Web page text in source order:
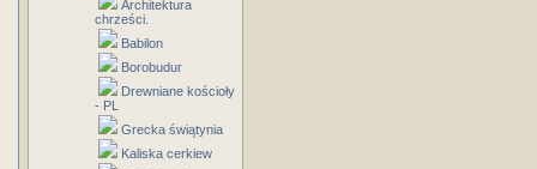
Architektura
chrześci.
Babilon
Borobudur
Drewniane kościoły
- PL
Grecka świątynia
Kaliska cerkiew